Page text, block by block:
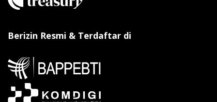
Berizin Resmi & Terdaftar di